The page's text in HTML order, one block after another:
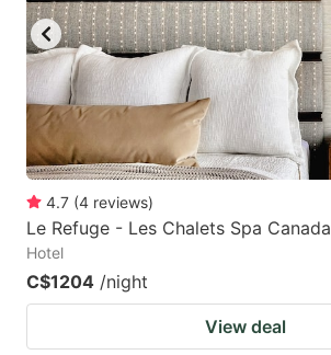
4.7 (4 reviews)
Le Refuge - Les Chalets Spa Canada
Hotel
C$1204 /night
View deal